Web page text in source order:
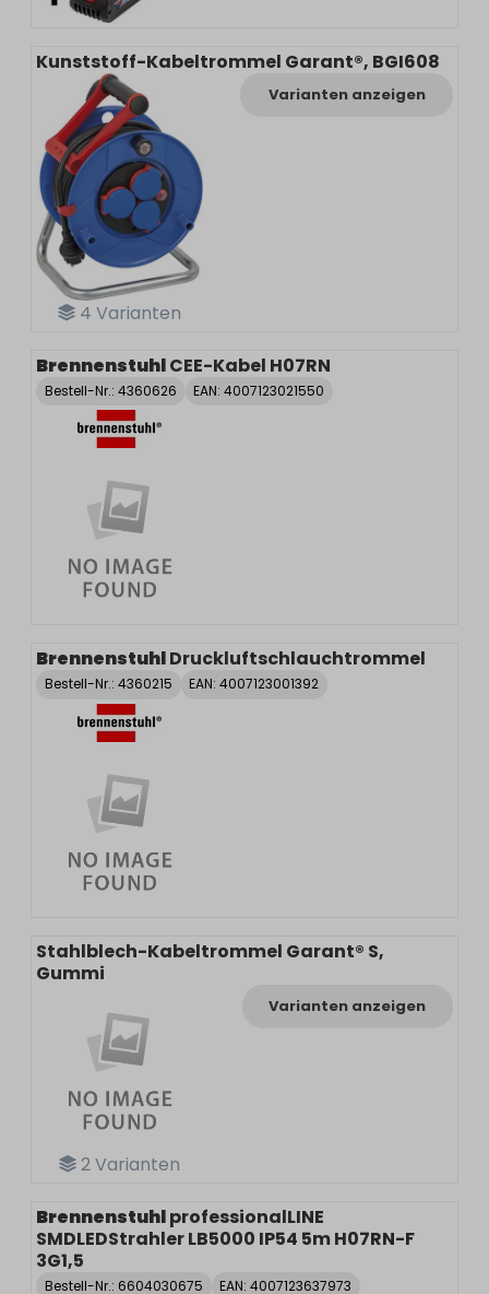
4 Varianten
Kunststoff-Kabeltrommel Garant®, BGI608
Varianten anzeigen
BrennenstuhlCEE-Kabel H07RN
Bestell-Nr.: 4360626 EAN: 4007123021550
BrennenstuhlDruckluftschlauchtrommel
Bestell-Nr.: 4360215 EAN: 4007123001392
2Varianten
Stahlblech-Kabeltrommel Garant® S,
Gummi
Varianten anzeigen
BrennenstuhlprofessionalLINE
SMDLEDStrahler LB5000 IP54 5m H07RN-F
3G1,5
Bestell-Nr.: 6604030675 EAN: 4007123637973